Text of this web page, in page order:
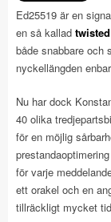
Ed25519 är en
en så kallad
både snabbare och
nyckellängden
Nu har dock
40 olika
för en möjlig
för varje
ett orakel och en
tillräckligt mycket